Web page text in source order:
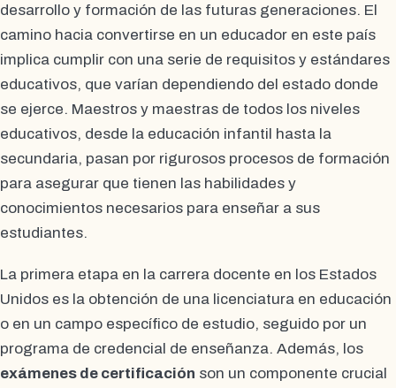
desarrollo y formación de las futuras generaciones. El
camino hacia convertirse en un educador en este país
implica cumplir con una serie de requisitos y estándares
educativos, que varían dependiendo del estado donde
se ejerce. Maestros y maestras de todos los niveles
educativos, desde la educación infantil hasta la
secundaria, pasan por rigurosos procesos de formación
para asegurar que tienen las habilidades y
conocimientos necesarios para enseñar a sus
estudiantes.
La primera etapa en la carrera docente en los Estados
Unidos es la obtención de una licenciatura en educación
o en un campo específico de estudio, seguido por un
programa de credencial de enseñanza. Además, los
exámenes de certificación son un componente crucial